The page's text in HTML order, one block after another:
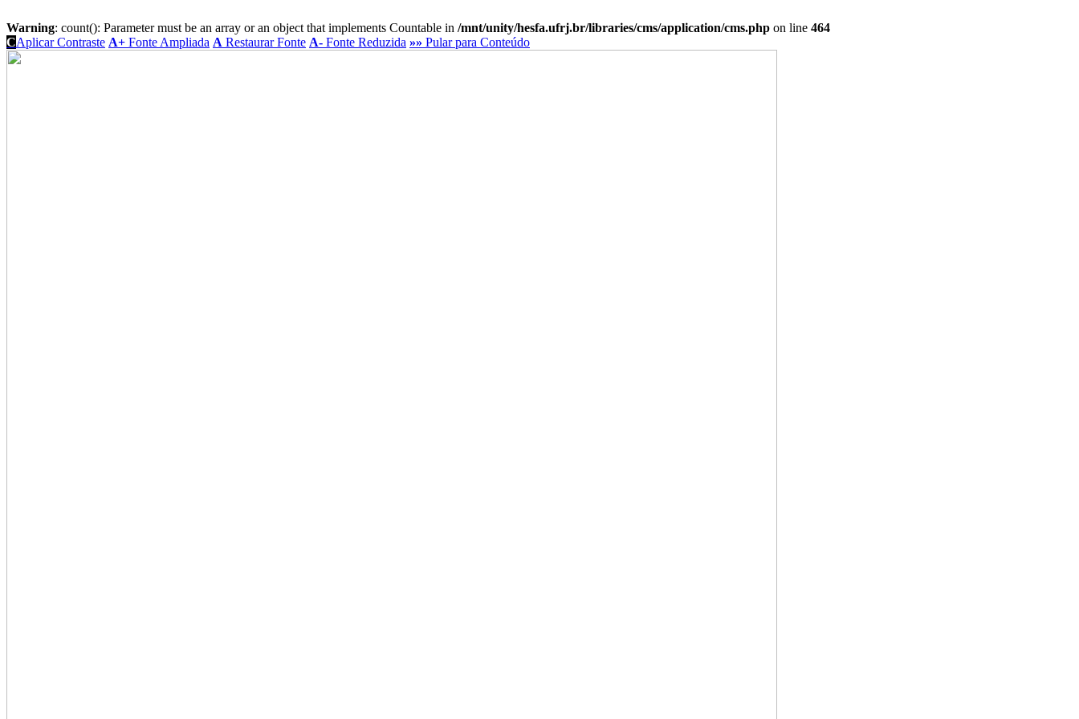
Warning: count(): Parameter must be an array or an object that implements Countable in /mnt/unity/hesfa.ufrj.br/libraries/cms/application/cms.php on line 464
CAplicar Contraste A+ Fonte Ampliada A Restaurar Fonte A- Fonte Reduzida »» Pular para Conteúdo